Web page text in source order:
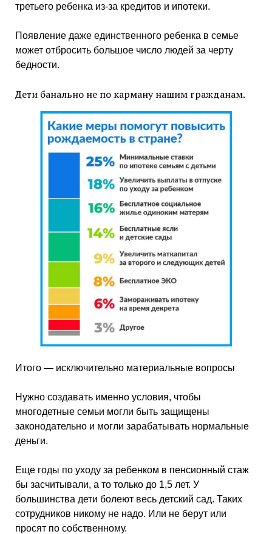
третьего ребенка из-за кредитов и ипотеки.
Появление даже единственного ребенка в семье
может отбросить большое число людей за черту
бедности.
Дети банально не по карману нашим гражданам.
Итого — исключительно материальные вопросы
Нужно создавать именно условия, чтобы
многодетные семьи могли быть защищены
законодательно и могли зарабатывать нормальные
деньги.
Еще годы по уходу за ребенком в пенсионный стаж
бы засчитывали, а то только до 1,5 лет. У
большинства дети болеют весь детский сад. Таких
сотрудников никому не надо. Или не берут или
просят по собственному.